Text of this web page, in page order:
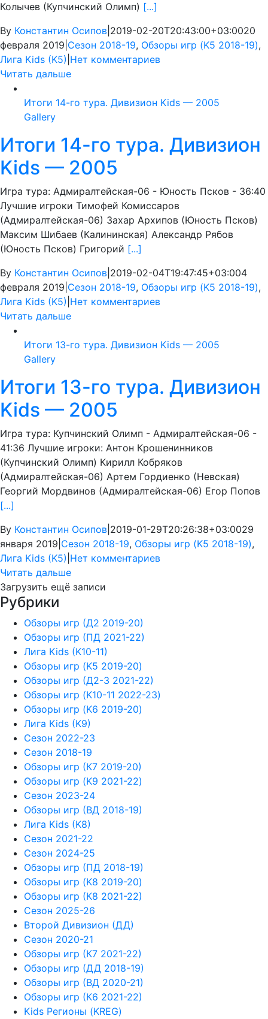
Колычев (Купчинский Олимп) [...]
By Константин Осипов 2019-02-20T20:43:00+03:0020
февраля 2019 Сезон 2018-19, Обзоры игр (K5 2018-19),
Лига Kids (K5) Нет комментариев
Читать дальше
Итоги 14-го тура. Дивизион Kids — 2005
Gallery
Итоги 14-го тура. Дивизион
Kids — 2005
Игра тура: Адмиралтейская-06 - Юность Псков - 36:40
Лучшие игроки Тимофей Комиссаров
(Адмиралтейская-06) Захар Архипов (Юность Псков)
Максим Шибаев (Калининская) Александр Рябов
(Юность Псков) Григорий [...]
By Константин Осипов 2019-02-04T19:47:45+03:004
февраля 2019 Сезон 2018-19, Обзоры игр (K5 2018-19),
Лига Kids (K5) Нет комментариев
Читать дальше
Итоги 13-го тура. Дивизион Kids — 2005
Gallery
Итоги 13-го тура. Дивизион
Kids — 2005
Игра тура: Купчинский Олимп - Адмиралтейская-06 -
41:36 Лучшие игроки: Антон Крошенинников
(Купчинский Олимп) Кирилл Кобряков
(Адмиралтейская-06) Артем Гордиенко (Невская)
Георгий Мордвинов (Адмиралтейская-06) Егор Попов
[...]
By Константин Осипов 2019-01-29T20:26:38+03:0029
января 2019 Сезон 2018-19, Обзоры игр (K5 2018-19),
Лига Kids (K5) Нет комментариев
Читать дальше
Загрузить ещё записи
Рубрики
Обзоры игр (Д2 2019-20)
Обзоры игр (ПД 2021-22)
Лига Kids (K10-11)
Обзоры игр (K5 2019-20)
Обзоры игр (Д2-3 2021-22)
Обзоры игр (K10-11 2022-23)
Обзоры игр (K6 2019-20)
Лига Kids (K9)
Сезон 2022-23
Сезон 2018-19
Обзоры игр (К7 2019-20)
Обзоры игр (K9 2021-22)
Сезон 2023-24
Обзоры игр (ВД 2018-19)
Лига Kids (K8)
Сезон 2021-22
Сезон 2024-25
Обзоры игр (ПД 2018-19)
Обзоры игр (K8 2019-20)
Обзоры игр (К8 2021-22)
Сезон 2025-26
Второй Дивизион (ДД)
Сезон 2020-21
Обзоры игр (К7 2021-22)
Обзоры игр (ДД 2018-19)
Обзоры игр (ВД 2020-21)
Обзоры игр (К6 2021-22)
Kids Регионы (KREG)